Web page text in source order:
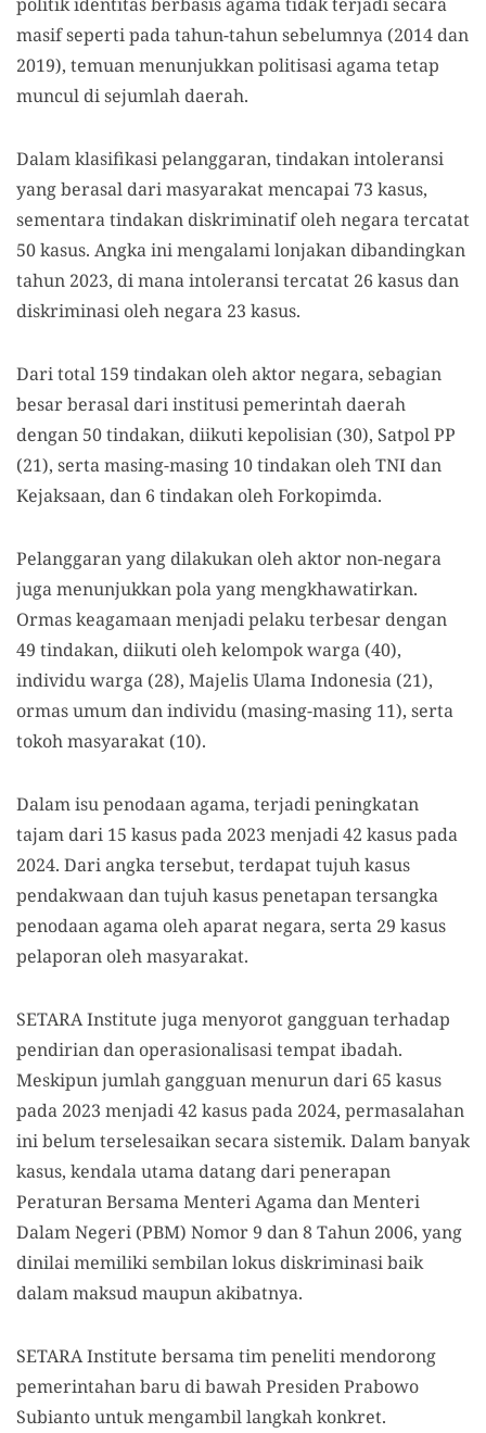
masif seperti pada tahun-tahun sebelumnya (2014 dan
2019), temuan menunjukkan politisasi agama tetap
muncul di sejumlah daerah.
Dalam klasifikasi pelanggaran, tindakan intoleransi
yang berasal dari masyarakat mencapai 73 kasus,
sementara tindakan diskriminatif oleh negara tercatat
50 kasus. Angka ini mengalami lonjakan dibandingkan
tahun 2023, di mana intoleransi tercatat 26 kasus dan
diskriminasi oleh negara 23 kasus.
Dari total 159 tindakan oleh aktor negara, sebagian
besar berasal dari institusi pemerintah daerah
dengan 50 tindakan, diikuti kepolisian (30), Satpol PP
(21), serta masing-masing 10 tindakan oleh TNI dan
Kejaksaan, dan 6 tindakan oleh Forkopimda.
Pelanggaran yang dilakukan oleh aktor non-negara
juga menunjukkan pola yang mengkhawatirkan.
Ormas keagamaan menjadi pelaku terbesar dengan
49 tindakan, diikuti oleh kelompok warga (40),
individu warga (28), Majelis Ulama Indonesia (21),
ormas umum dan individu (masing-masing 11), serta
tokoh masyarakat (10).
Dalam isu penodaan agama, terjadi peningkatan
tajam dari 15 kasus pada 2023 menjadi 42 kasus pada
2024. Dari angka tersebut, terdapat tujuh kasus
pendakwaan dan tujuh kasus penetapan tersangka
penodaan agama oleh aparat negara, serta 29 kasus
pelaporan oleh masyarakat.
SETARA Institute juga menyorot gangguan terhadap
pendirian dan operasionalisasi tempat ibadah.
Meskipun jumlah gangguan menurun dari 65 kasus
pada 2023 menjadi 42 kasus pada 2024, permasalahan
ini belum terselesaikan secara sistemik. Dalam banyak
kasus, kendala utama datang dari penerapan
Peraturan Bersama Menteri Agama dan Menteri
Dalam Negeri (PBM) Nomor 9 dan 8 Tahun 2006, yang
dinilai memiliki sembilan lokus diskriminasi baik
dalam maksud maupun akibatnya.
SETARA Institute bersama tim peneliti mendorong
pemerintahan baru di bawah Presiden Prabowo
Subianto untuk mengambil langkah konkret.